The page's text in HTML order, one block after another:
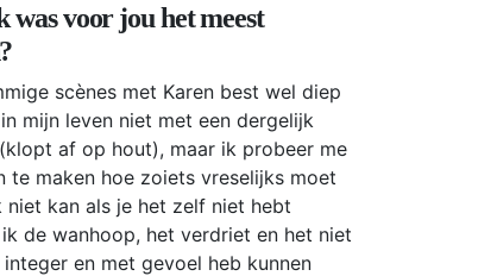
was voor jou het meest
scènes met Karen best wel diep
mijn leven niet met een dergelijk
af op hout), maar ik probeer me
te maken hoe zoiets vreselijks moet
kan als je het zelf niet hebt
de wanhoop, het verdriet en het niet
en met gevoel heb kunnen